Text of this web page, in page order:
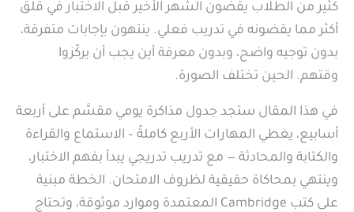
كثير من الطلاب يقضون الشهر الأخير قبل الاختبار في قلق
أكثر مما يقضونه في تدريب فعلي. ينتهون بإجابات متفرقة،
بدون توجيه واضح، وبدون معرفة أين يجب أن يركّزوا
وقتهم. الحين تختلف الصورة.
في هذا المقال ستجد جدول مذاكرة يومي مقسَّم على أربعة
أسابيع، يغطي المهارات الأربع كاملةً – الاستماع والقراءة
والكتابة والمحادثة — مع تدريب تدريجي يبدأ بفهم الاختبار،
وينتهي بمحاكاة حقيقية لظروف الامتحان. الخطة مبنية
على كتب Cambridge المعتمدة وموارد موثوقة، وتحتاج